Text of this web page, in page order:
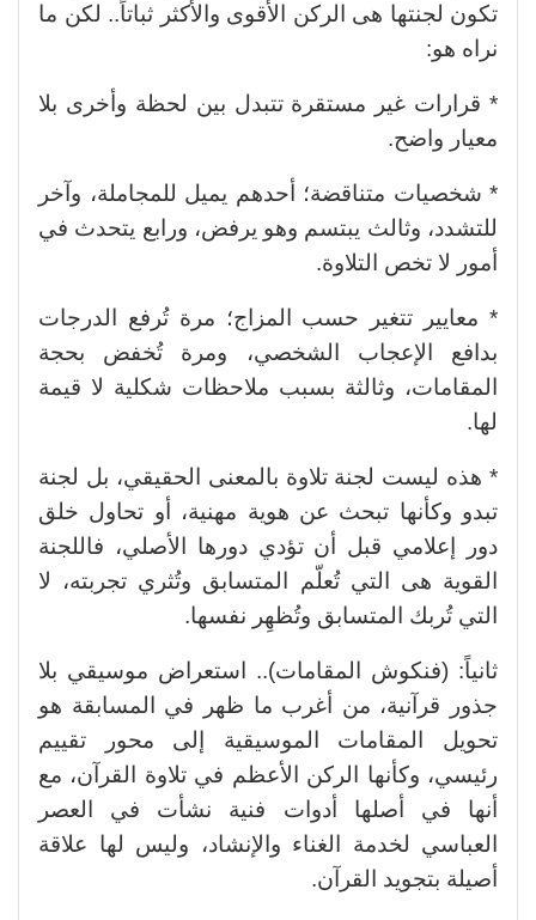
تكون لجنتها هى الركن الأقوى والأكثر ثباتاً.. لكن ما
نراه هو:
* قرارات غير مستقرة تتبدل بين لحظة وأخرى بلا
معيار واضح.
* شخصيات متناقضة؛ أحدهم يميل للمجاملة، وآخر
للتشدد، وثالث يبتسم وهو يرفض، ورابع يتحدث في
أمور لا تخص التلاوة.
* معايير تتغير حسب المزاج؛ مرة تُرفع الدرجات
بدافع الإعجاب الشخصي، ومرة تُخفض بحجة
المقامات، وثالثة بسبب ملاحظات شكلية لا قيمة
لها.
* هذه ليست لجنة تلاوة بالمعنى الحقيقي، بل لجنة
تبدو وكأنها تبحث عن هوية مهنية، أو تحاول خلق
دور إعلامي قبل أن تؤدي دورها الأصلي، فاللجنة
القوية هى التي تُعلّم المتسابق وتُثري تجربته، لا
التي تُربك المتسابق وتُظهِر نفسها.
ثانياً: (فنكوش المقامات).. استعراض موسيقي بلا
جذور قرآنية، من أغرب ما ظهر في المسابقة هو
تحويل المقامات الموسيقية إلى محور تقييم
رئيسي، وكأنها الركن الأعظم في تلاوة القرآن، مع
أنها في أصلها أدوات فنية نشأت في العصر
العباسي لخدمة الغناء والإنشاد، وليس لها علاقة
أصيلة بتجويد القرآن.